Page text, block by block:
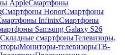
AppleСмартфоны
Смартфоны HonorСмартфоны
InfinixСмартфоны
Samsung Galaxy S26
Складные смартфоныТелевизоры,
Мониторы-телевизорыТВ-